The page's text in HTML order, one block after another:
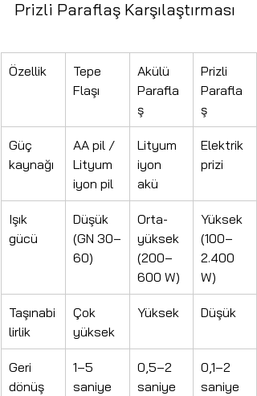
Prizli Paraflaş Karşılaştırması
Özellik
Tepe
Flaşı
Akülü
Parafla
ş
Prizli
Parafla
ş
Güç
kaynağı
AA pil /
Lityum
iyon pil
Lityum
iyon
akü
Elektrik
prizi
Işık
gücü
Düşük
(GN 30–
60)
Orta-
yüksek
(200–
600 W)
Yüksek
(100–
2.400
W)
Taşınabi
lirlik
Çok
yüksek
Yüksek Düşük
Geri
dönüş
1–5
saniye
0,5–2
saniye
0,1–2
saniye